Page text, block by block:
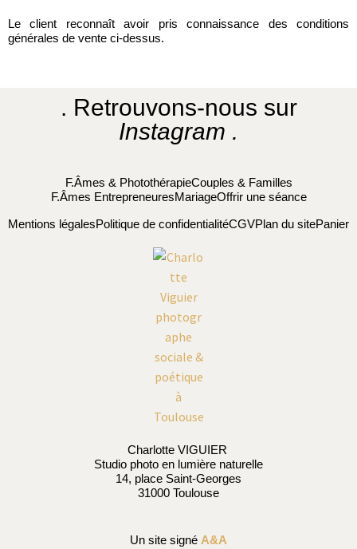
Le client reconnaît avoir pris connaissance des conditions
générales de vente ci-dessus.
. Retrouvons-nous sur
Instagram .
F.Âmes & PhotothérapieCouples & Familles
F.Âmes EntrepreneuresMariageOffrir une séance
Mentions légalesPolitique de confidentialitéCGVPlan du sitePanier
Charlotte VIGUIER
Studio photo en lumière naturelle
14, place Saint-Georges
31000 Toulouse
Un site signé A&A